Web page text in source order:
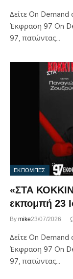
Δείτε On
Έκφραση 97 On
97, πατώντας…
ΕΚΠΟΜΠΕΣ
«ΣΤΑ
εκπομπή 23
By mike23/07/2026
Δείτε On
Έκφραση 97 On
97, πατώντας…